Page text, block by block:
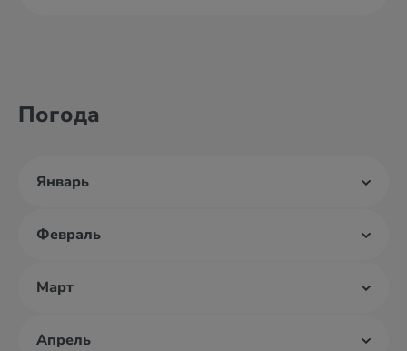
Погода
Январь
Февраль
Март
Апрель